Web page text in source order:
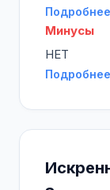
Минусы
НЕТ